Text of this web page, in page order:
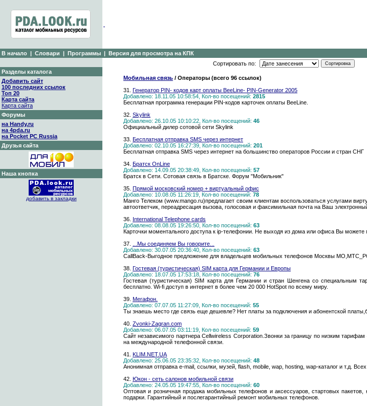
В начало | Словари | Программы | Версия для просмотра на КПК
Разделы каталога
Добавить сайт
100 последних ссылок
Топ 20
Карта сайта
Карта сайта
Форумы
на Handy.ru
на 4pda.ru
на Pocket PC Russia
Друзья сайта
Наша кнопка
добавить в закладки
Сортировать по:
Мобильная связь / Операторы (всего 96 ссылок)
31. Генератор PIN- кодов карт оплаты BeeLine- PIN-Generator 2005
Добавлено: 18.11.05 10:58:54, Кол-во посещений: 2815
Бесплатная программа генерации PIN-кодов карточек оплаты BeeLine.
32. Skylink
Добавлено: 26.10.05 10:10:22, Кол-во посещений: 46
Официальный дилер сотовой сети Skylink
33. Бесплатная отправка SMS через интернет
Добавлено: 02.10.05 16:27:39, Кол-во посещений: 201
Бесплатная отправка SMS через интернет на большинство операторов России и стран СНГ
34. Братск OnLine
Добавлено: 14.09.05 20:38:49, Кол-во посещений: 57
Братск в Сети. Сотовая связь в Братске. Форум "Мобильник"
35. Прямой московский номер + виртуальный офис
Добавлено: 10.08.05 11:26:19, Кол-во посещений: 78
Манго Телеком (www.mango.ru)предлагает своим клиентам воспользоваться
автоответчик, переадресация вызова, голосовая и факсимильная почта на Ваш
36. International Telephone cards
Добавлено: 08.08.05 19:26:50, Кол-во посещений: 63
Карточки моментального доступа к ip-телефонии. Не выходя из дома или офиса Вы
37.
...Мы соединяем Вы говорите...
Добавлено: 30.07.05 20:36:40, Кол-во посещений: 63
CallBack-Выгодное предложение для владельцев мобильных телефонов Москвы
38. Гостевая (туристическая) SIM карта для Германии и Европы
Добавлено: 18.07.05 17:53:18, Кол-во посещений: 76
Гостевая (туристическая) SIM карта для Германии и стран Шенгена со
бесплатно. Wi-fi доступ в интернет в более чем 20 000 HotSpot по всему миру.
39. Мегафон.
Добавлено: 07.07.05 11:27:09, Кол-во посещений: 55
Ты знаешь место где связь еще дешевле? Нет платы за подключения и абонентской
40. Zvonki-Zagran.com
Добавлено: 06.07.05 03:11:19, Кол-во посещений: 59
Сайт независимого партнера Cellwireless Corporation.Звонки за границу по низким
на международной телефонной связи.
41. KLIM.NET.UA
Добавлено: 25.06.05 23:35:32, Кол-во посещений: 48
Анонимная отправка e-mail, cсылки, музей, flash, mobile, wap, hosting, wap-каталог и т.д.
42. Юкон - сеть салонов мобильной связи
Добавлено: 24.05.05 19:47:55, Кол-во посещений: 60
Оптовая и розничная продажа мобильных телефонов и аксессуаров, стартовых пакетов,
подарки. Гарантийный и послегарантийный ремонт мобильных телефонов.